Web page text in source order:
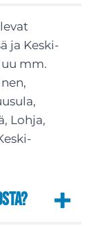
ja Keski-
mm.
Lohja,